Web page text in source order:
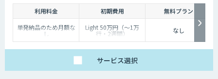
利用料金 初期費用
無料プラン
単発納品のため月額な
し
Light 50万円（〜1万
行・2週間）
Standard 100万円（〜
（5万行超・1〜2ヶ
月）（税別）
なし
サービス選択